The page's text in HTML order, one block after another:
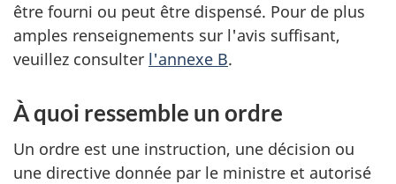
être fourni ou peut être dispensé. Pour de plus
amples renseignements sur l'avis suffisant,
veuillez consulter l'annexe B.
À quoi ressemble un ordre
Un ordre est une instruction, une décision ou
une directive donnée par le ministre et autorisé